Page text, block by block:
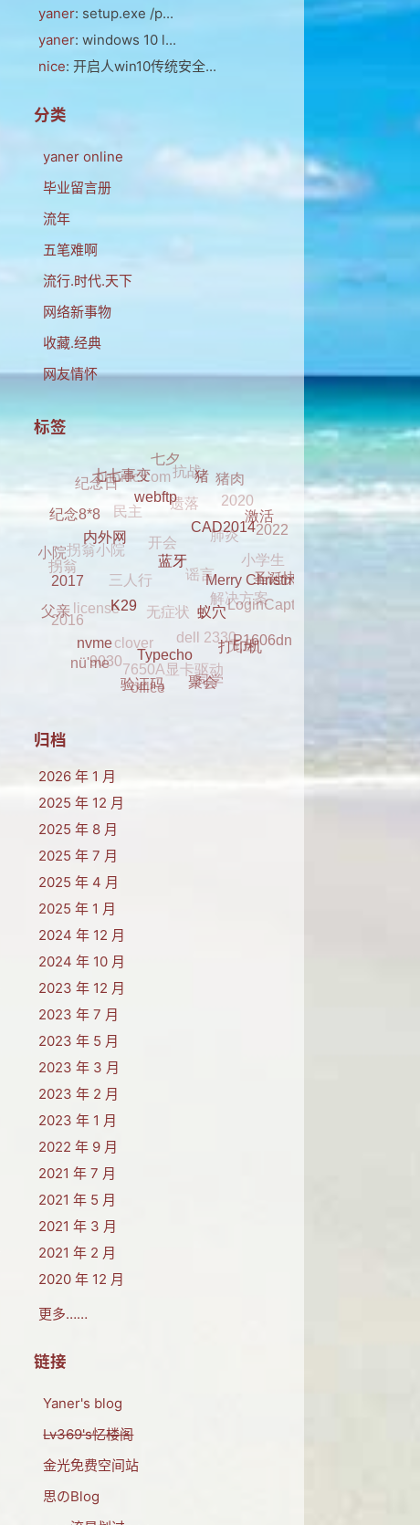
yaner: setup.exe /p...
yaner: windows 10 l...
nice: 开启人win10传统安全...
分类
yaner online
毕业留言册
流年
五笔难啊
流行.时代.天下
网络新事物
收藏.经典
网友情怀
标签
P1606dn
打印机
聚会
同学
元旦
LoginCaptcha
圣诞快乐
Merry Christmas
蚁穴
Typecho
验证码
office
7650A显卡驱动
dell 2330
解决方案
小学生
2022
激活
CAD2014
蓝牙
K29
nvme
nü'me
9030
clover
无症状
谣言
肺炎
2020
猪肉
猪
webftp
内外网
2017
父亲
2016
license
三人行
开会
遗落
抗战
七夕
七七事变
纪念8*8
小院
拐翁
拐翁小院
民主
phpidc.com
纪念日
归档
2026 年 1 月
2025 年 12 月
2025 年 8 月
2025 年 7 月
2025 年 4 月
2025 年 1 月
2024 年 12 月
2024 年 10 月
2023 年 12 月
2023 年 7 月
2023 年 5 月
2023 年 3 月
2023 年 2 月
2023 年 1 月
2022 年 9 月
2021 年 7 月
2021 年 5 月
2021 年 3 月
2021 年 2 月
2020 年 12 月
更多……
链接
Yaner's blog
Lv369's忆楼阁
金光免费空间站
思のBlog